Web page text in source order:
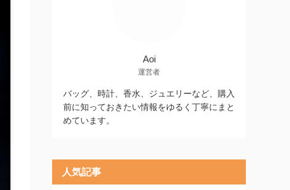
Aoi
運営者
バッグ、時計、香水、ジュエリーなど、購入
前に知っておきたい情報をゆるく丁寧にまと
めています。
人気記事